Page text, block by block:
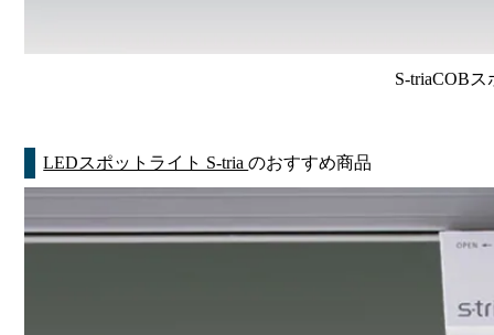
S-triaCOB
LEDスポットライト S-triaのおすすめ商品